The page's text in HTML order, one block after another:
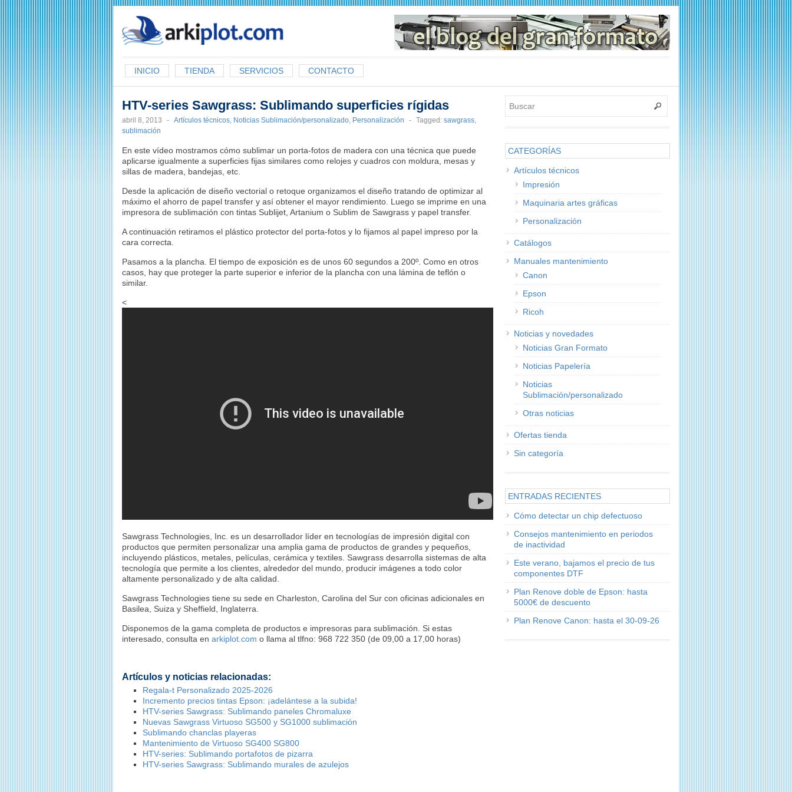
INICIO TIENDA SERVICIOS CONTACTO
HTV-series Sawgrass: Sublimando superficies rígidas
abril 8, 2013 - Artículos técnicos, Noticias Sublimación/personalizado, Personalización - Tagged: sawgrass,
sublimación
En este vídeo mostramos cómo sublimar un porta-fotos de madera con una técnica que puede
aplicarse igualmente a superficies fijas similares como relojes y cuadros con moldura, mesas y
sillas de madera, bandejas, etc.
Desde la aplicación de diseño vectorial o retoque organizamos el diseño tratando de optimizar al
máximo el ahorro de papel transfer y así obtener el mayor rendimiento. Luego se imprime en una
impresora de sublimación con tintas Sublijet, Artanium o Sublim de Sawgrass y papel transfer.
A continuación retiramos el plástico protector del porta-fotos y lo fijamos al papel impreso por la
cara correcta.
Pasamos a la plancha. El tiempo de exposición es de unos 60 segundos a 200º. Como en otros
casos, hay que proteger la parte superior e inferior de la plancha con una lámina de teflón o
similar.
<
Sawgrass Technologies, Inc. es un desarrollador líder en tecnologías de impresión digital con
productos que permiten personalizar una amplia gama de productos de grandes y pequeños,
incluyendo plásticos, metales, películas, cerámica y textiles. Sawgrass desarrolla sistemas de alta
tecnología que permite a los clientes, alrededor del mundo, producir imágenes a todo color
altamente personalizado y de alta calidad.
Sawgrass Technologies tiene su sede en Charleston, Carolina del Sur con oficinas adicionales en
Basilea, Suiza y Sheffield, Inglaterra.
Disponemos de la gama completa de productos e impresoras para sublimación. Si estas
interesado, consulta en arkiplot.com o llama al tlfno: 968 722 350 (de 09,00 a 17,00 horas)
Artículos y noticias relacionadas:
Regala-t Personalizado 2025-2026
Incremento precios tintas Epson: ¡adelántese a la subida!
HTV-series Sawgrass: Sublimando paneles Chromaluxe
Nuevas Sawgrass Virtuoso SG500 y SG1000 sublimación
Sublimando chanclas playeras
Mantenimiento de Virtuoso SG400 SG800
HTV-series: Sublimando portafotos de pizarra
HTV-series Sawgrass: Sublimando murales de azulejos
CATEGORÍAS
Artículos técnicos
Impresión
Maquinaria artes gráficas
Personalización
Catálogos
Manuales mantenimiento
Canon
Epson
Ricoh
Noticias y novedades
Noticias Gran Formato
Noticias Papelería
Noticias
Sublimación/personalizado
Otras noticias
Ofertas tienda
Sin categoría
ENTRADAS RECIENTES
Cómo detectar un chip defectuoso
Consejos mantenimiento en periodos
de inactividad
Este verano, bajamos el precio de tus
componentes DTF
Plan Renove doble de Epson: hasta
5000€ de descuento
Plan Renove Canon: hasta el 30-09-26